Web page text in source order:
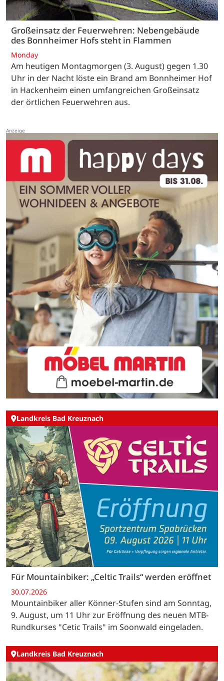
Großeinsatz der Feuerwehren: Nebengebäude
des Bonnheimer Hofs steht in Flammen
Monday
Am heutigen Montagmorgen (3. August) gegen 1.30
Uhr in der Nacht löste ein Brand am Bonnheimer Hof
in Hackenheim einen umfangreichen Großeinsatz
der örtlichen Feuerwehren aus.
Landkreis Bad Kreuznach
Für Mountainbiker: „Celtic Trails“ werden eröffnet
30.07.2026
Mountainbiker aller Könner-Stufen sind am Sonntag,
9. August, um 11 Uhr zur Eröffnung des neuen MTB-
Rundkurses "Cetic Trails" im Soonwald eingeladen.
Landkreis Bad Kreuznach